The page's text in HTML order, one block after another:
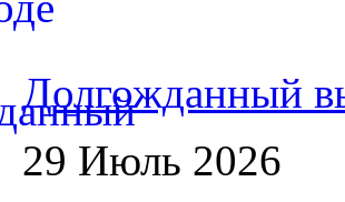
Долгожданный
29 Июль 2026